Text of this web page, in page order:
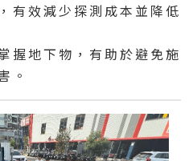
有效減少探測成本並降低
握地下物，有助於避免施
。